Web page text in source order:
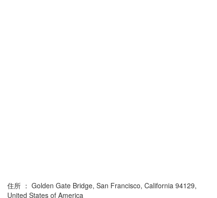
住所 ： Golden Gate Bridge, San Francisco, California 94129,
United States of America